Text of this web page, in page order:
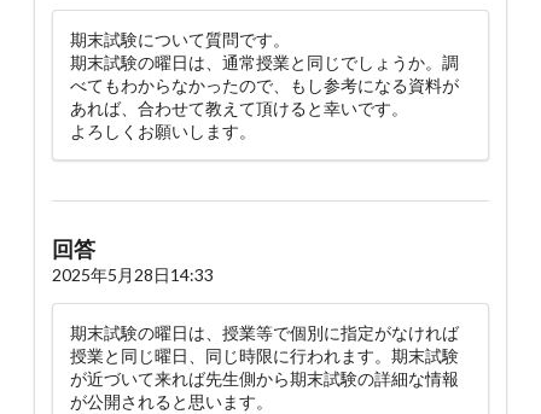
期末試験について質問です。
期末試験の曜日は、通常授業と同じでしょうか。調
べてもわからなかったので、もし参考になる資料が
あれば、合わせて教えて頂けると幸いです。
よろしくお願いします。
回答
2025年5月28日14:33
期末試験の曜日は、授業等で個別に指定がなければ
授業と同じ曜日、同じ時限に行われます。期末試験
が近づいて来れば先生側から期末試験の詳細な情報
が公開されると思います。